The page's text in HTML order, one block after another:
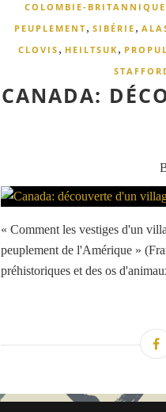
COLOMBIE-BRITANNIQUE
PEUPLEMENT, SIBÉRIE ,
CLOVIS , HEILTSUK ,
CANADA:
« Comment les vestiges d'un
peuplement de l'Amérique »
préhistoriques et des os